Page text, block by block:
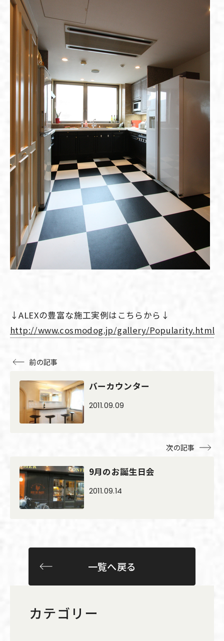
カテゴリー
↓ALEXの豊富な施工実例はこちらから↓
http://www.cosmodog.jp/gallery/Popularity.html
前の記事
バーカウンター
2011.09.09
次の記事
9月のお誕生日会
2011.09.14
一覧へ戻る